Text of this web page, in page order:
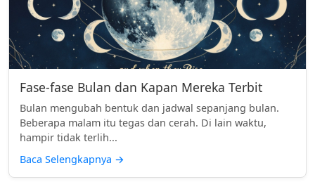
Fase-fase Bulan dan Kapan Mereka Terbit
Bulan mengubah bentuk dan jadwal sepanjang bulan.
Beberapa malam itu tegas dan cerah. Di lain waktu,
hampir tidak terlih...
Baca Selengkapnya →